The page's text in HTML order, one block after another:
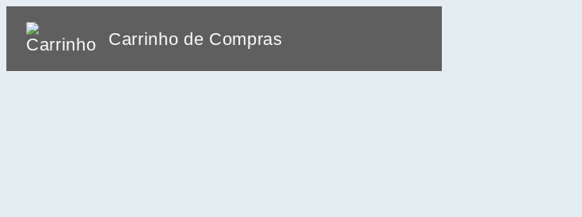
Carrinho de Compras